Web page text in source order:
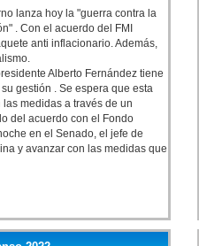
lanza hoy la "guerra contra la
. Con el acuerdo del FMI
anti inflacionario. Además,
Alberto Fernández tiene
gestión . Se espera que esta
medidas a través de un
del acuerdo con el Fondo
en el Senado, el jefe de
y avanzar con las medidas que